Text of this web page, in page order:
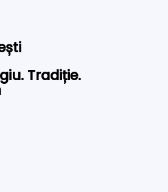
Tradiție.